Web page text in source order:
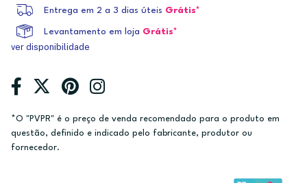
Entrega em 2 a 3 dias úteis Grátis*
Levantamento em loja Grátis*
ver disponibilidade
*O "PVPR" é o preço de venda recomendado para o produto em
questão, definido e indicado pelo fabricante, produtor ou
fornecedor.